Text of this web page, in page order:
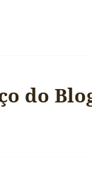
do